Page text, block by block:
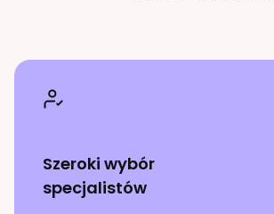
Szeroki wybór
specjalistów